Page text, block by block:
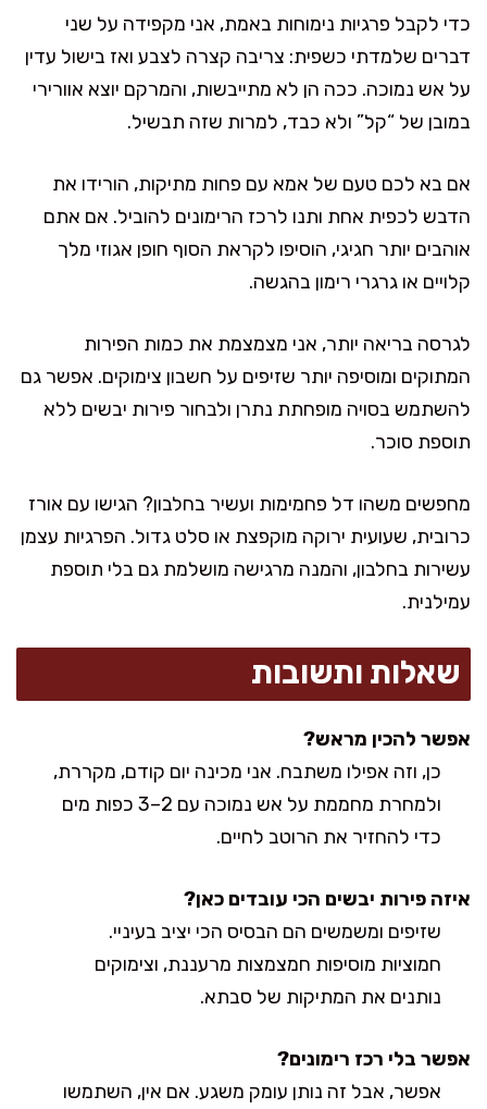
כדי לקבל פרגיות נימוחות באמת, אני מקפידה על שני
דברים שלמדתי כשפית: צריבה קצרה לצבע ואז בישול עדין
על אש נמוכה. ככה הן לא מתייבשות, והמרקם יוצא אוורירי
במובן של “קל” ולא כבד, למרות שזה תבשיל.
אם בא לכם טעם של אמא עם פחות מתיקות, הורידו את
הדבש לכפית אחת ותנו לרכז הרימונים להוביל. אם אתם
אוהבים יותר חגיגי, הוסיפו לקראת הסוף חופן אגוזי מלך
קלויים או גרגרי רימון בהגשה.
לגרסה בריאה יותר, אני מצמצמת את כמות הפירות
המתוקים ומוסיפה יותר שזיפים על חשבון צימוקים. אפשר גם
להשתמש בסויה מופחתת נתרן ולבחור פירות יבשים ללא
תוספת סוכר.
מחפשים משהו דל פחמימות ועשיר בחלבון? הגישו עם אורז
כרובית, שעועית ירוקה מוקפצת או סלט גדול. הפרגיות עצמן
עשירות בחלבון, והמנה מרגישה מושלמת גם בלי תוספת
עמילנית.
שאלות ותשובות
אפשר להכין מראש?
כן, וזה אפילו משתבח. אני מכינה יום קודם, מקררת,
ולמחרת מחממת על אש נמוכה עם 2–3 כפות מים
כדי להחזיר את הרוטב לחיים.
איזה פירות יבשים הכי עובדים כאן?
שזיפים ומשמשים הם הבסיס הכי יציב בעיניי.
חמוציות מוסיפות חמצמצות מרעננת, וצימוקים
נותנים את המתיקות של סבתא.
אפשר בלי רכז רימונים?
אפשר, אבל זה נותן עומק משגע. אם אין, השתמשו